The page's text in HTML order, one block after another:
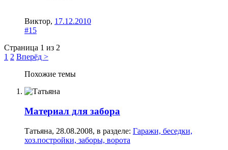
Виктор, 17.12.2010
#15
Страница 1 из 2
1 2 Вперёд >
Похожие темы
Материал для забора
Татьяна, 28.08.2008, в разделе: Гаражи, беседки,
хоз.постройки, заборы, ворота